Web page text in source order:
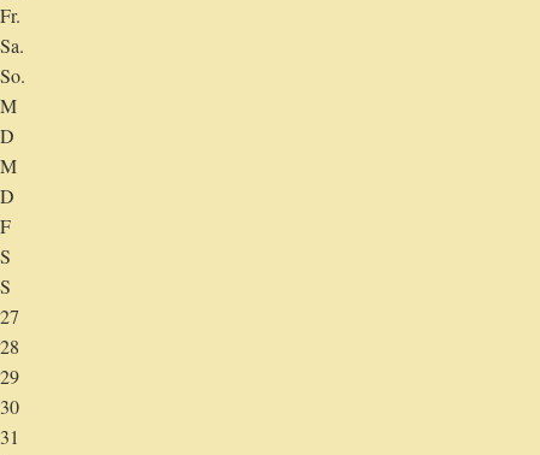
Fr.
Sa.
So.
M
D
M
D
F
S
S
27
28
29
30
31